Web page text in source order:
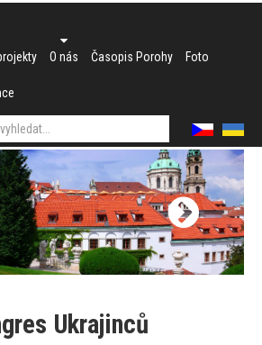
O nás Časopis Porohy Foto
Ukrajinců